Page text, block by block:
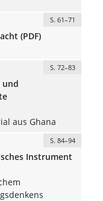
S. 61–71
(PDF)
S. 72–83
und
aus Ghana
S. 84–94
Instrument